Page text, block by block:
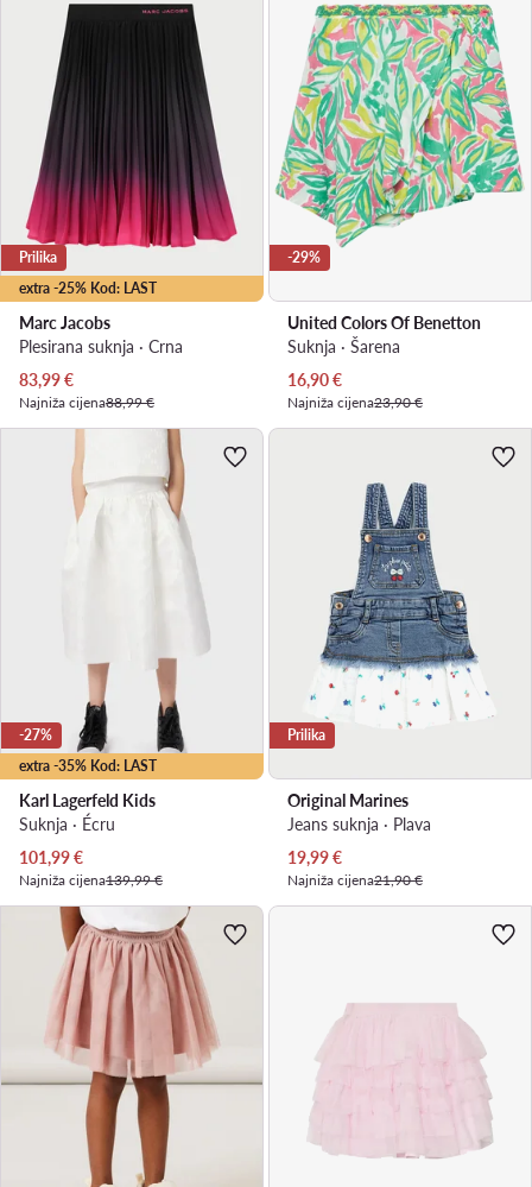
extra -25% Kod: LAST
Prilika
Marc Jacobs
Plesirana suknja · Crna
Trenutna cijena
83,99€
Najniža cijena88,99 €
-29%
United Colors Of Benetton
Suknja · Šarena
Trenutna cijena
16,90€
Najniža cijena23,90 €
extra -35% Kod: LAST
-27%
Karl Lagerfeld Kids
Suknja · Écru
Trenutna cijena
101,99€
Najniža cijena139,99 €
Prilika
Original Marines
Jeans suknja · Plava
Trenutna cijena
19,99€
Najniža cijena21,90 €